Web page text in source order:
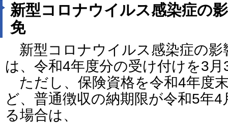
新型コロナウイルス感染症の
免
新型コロナウイルス感染症の影
は、令和4年度分の受け付けを3
ただし、保険資格を令和4年度
ど、普通徴収の納期限が令和5年
る場合は、